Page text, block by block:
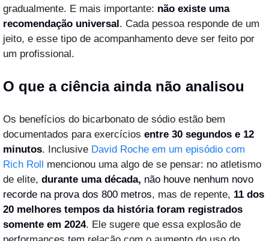
gradualmente. E mais importante: não existe uma
recomendação universal. Cada pessoa responde de um
jeito, e esse tipo de acompanhamento deve ser feito por
um profissional.
O que a ciência ainda não analisou
Os benefícios do bicarbonato de sódio estão bem
documentados para exercícios entre 30 segundos e 12
minutos. Inclusive David Roche em um episódio com
Rich Roll mencionou uma algo de se pensar: no atletismo
de elite, durante uma década, não houve nenhum novo
recorde na prova dos 800 metros, mas de repente, 11 dos
20 melhores tempos da história foram registrados
somente em 2024. Ele sugere que essa explosão de